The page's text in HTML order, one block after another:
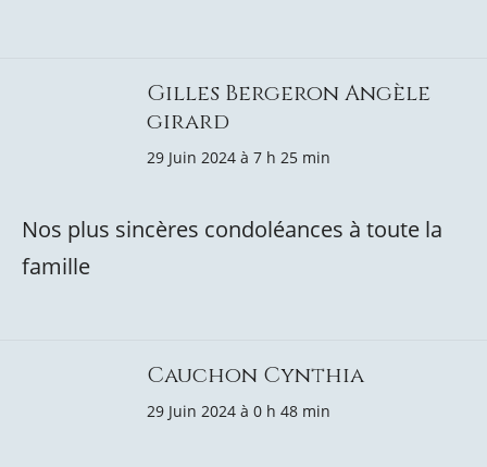
Gilles Bergeron Angèle
girard
29 Juin 2024 à 7 h 25 min
Nos plus sincères condoléances à toute la
famille
Cauchon Cynthia
29 Juin 2024 à 0 h 48 min